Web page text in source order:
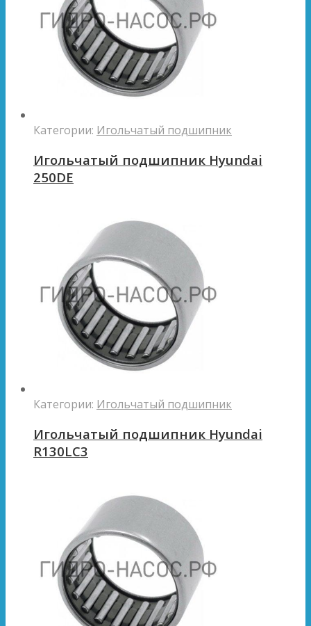
Категории: Игольчатый подшипник
Игольчатый подшипник Hyundai
250DE
Категории: Игольчатый подшипник
Игольчатый подшипник Hyundai
R130LC3